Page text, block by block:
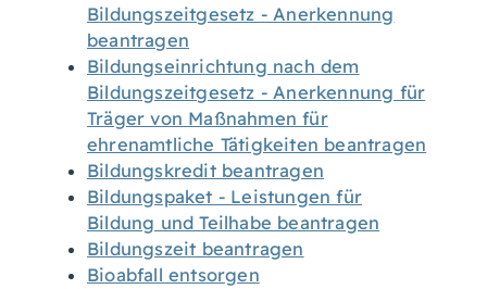
Bildungszeitgesetz - Anerkennung
beantragen
Bildungseinrichtung nach dem
Bildungszeitgesetz - Anerkennung für
Träger von Maßnahmen für
ehrenamtliche Tätigkeiten beantragen
Bildungskredit beantragen
Bildungspaket - Leistungen für
Bildung und Teilhabe beantragen
Bildungszeit beantragen
Bioabfall entsorgen